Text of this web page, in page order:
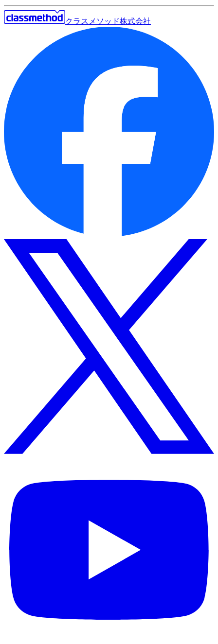
クラスメソッド株式会社